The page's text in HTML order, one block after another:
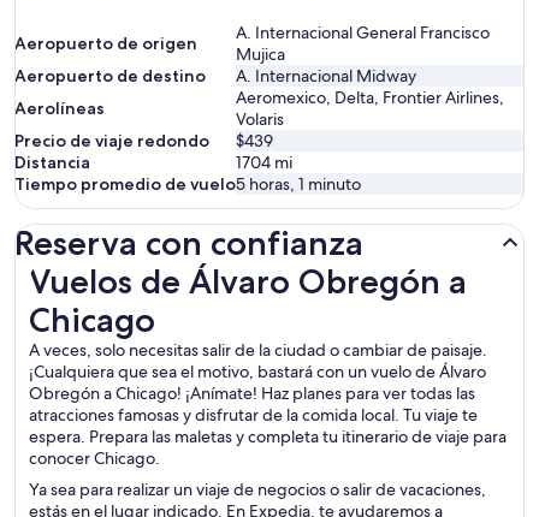
Aeropuerto de origen
A. Internacional General Francisco
Mujica
Aeropuerto de destino
A. Internacional Midway
Aerolíneas
Aeromexico, Delta, Frontier Airlines,
Volaris
Precio de viaje redondo
$439
Distancia
1704 mi
Tiempo promedio de vuelo5 horas, 1 minuto
Reserva con confianza
Vuelos de Álvaro Obregón a
Chicago
A veces, solo necesitas salir de la ciudad o cambiar de paisaje.
¡Cualquiera que sea el motivo, bastará con un vuelo de Álvaro
Obregón a Chicago! ¡Anímate! Haz planes para ver todas las
atracciones famosas y disfrutar de la comida local. Tu viaje te
espera. Prepara las maletas y completa tu itinerario de viaje para
conocer Chicago.
Ya sea para realizar un viaje de negocios o salir de vacaciones,
estás en el lugar indicado. En Expedia, te ayudaremos a
Vuelos de Álvaro Obregón a Chicago